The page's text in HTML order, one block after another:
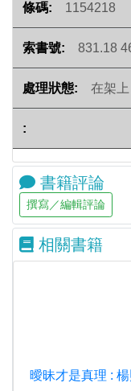
1154218
831.18
在架上
書籍評論
相關書籍
曖昧才是真理 :